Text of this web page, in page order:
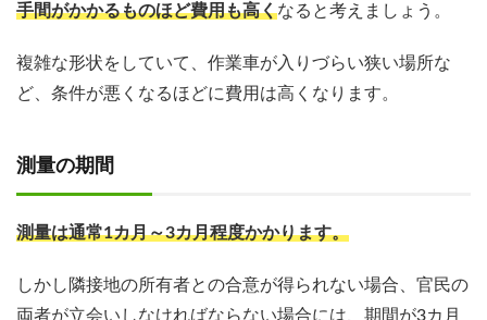
手間がかかるものほど費用も高くなると考えましょう。
複雑な形状をしていて、作業車が入りづらい狭い場所な
ど、条件が悪くなるほどに費用は高くなります。
測量の期間
測量は通常1カ月～3カ月程度かかります。
しかし隣接地の所有者との合意が得られない場合、官民の
両者が立会いしなければならない場合には、期間が3カ月